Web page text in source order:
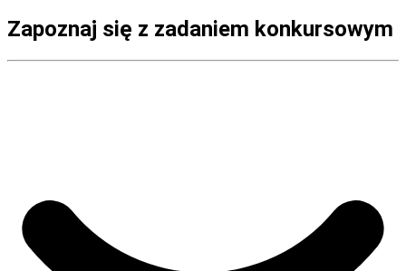
Zapoznaj się z zadaniem konkursowym